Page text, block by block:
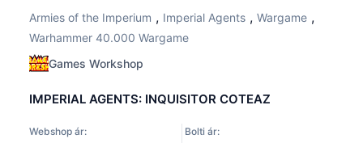
Armies of the Imperium , Imperial Agents , Wargame ,
Warhammer 40.000 Wargame
Games Workshop
IMPERIAL AGENTS: INQUISITOR COTEAZ
Webshop ár: Bolti ár: